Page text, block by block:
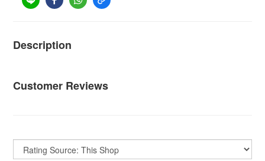
Description
Customer Reviews